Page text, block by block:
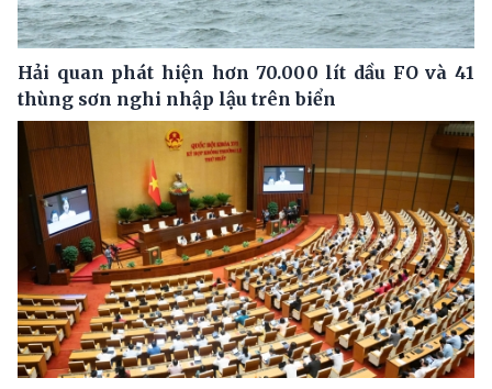
Hải quan phát hiện hơn 70.000 lít dầu FO và 41
thùng sơn nghi nhập lậu trên biển